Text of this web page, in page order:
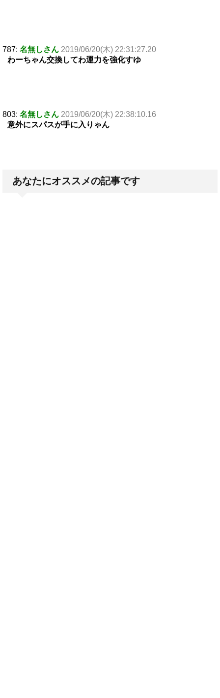
787: 名無しさん 2019/06/20(木) 22:31:27.20
わーちゃん交換してわ運力を強化すゆ
803: 名無しさん 2019/06/20(木) 22:38:10.16
意外にスパスが手に入りゃん
あなたにオススメの記事です